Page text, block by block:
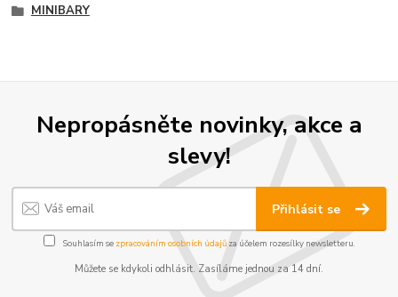
MINIBARY
Nepropásněte novinky, akce a
slevy!
Přihlásit se
Souhlasím se zpracováním osobních údajůza účelem rozesílky newsletteru.
Můžete se kdykoli odhlásit. Zasíláme jednou za 14 dní.